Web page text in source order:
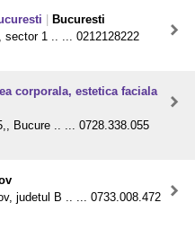
Bucuresti
sector 1 .. ... 0212128222
corporala, estetica faciala
Bucure .. ... 0728.338.055
judetul B .. ... 0733.008.472